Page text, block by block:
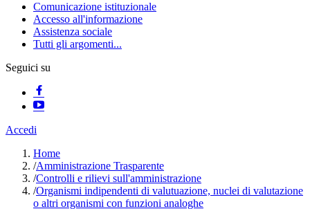
Comunicazione istituzionale
Accesso all'informazione
Assistenza sociale
Tutti gli argomenti...
Seguici su
Accedi
Home
/Amministrazione Trasparente
/Controlli e rilievi sull'amministrazione
/Organismi indipendenti di valutuazione, nuclei di valutazione
o altri organismi con funzioni analoghe